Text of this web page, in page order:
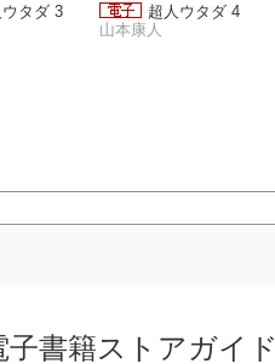
ウタダ 3
超人ウタダ 4
山本康人
子書籍ストアガイド